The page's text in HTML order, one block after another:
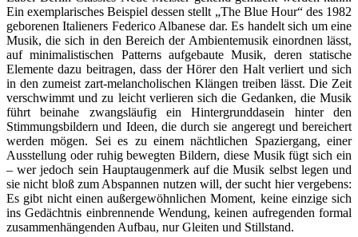
Ein exemplarisches Beispiel dessen stellt „The Blue Hour“ des 1982
geborenen Italieners Federico Albanese dar. Es handelt sich um eine
Musik, die sich in den Bereich der Ambientemusik einordnen lässt,
auf minimalistischen Patterns aufgebaute Musik, deren statische
Elemente dazu beitragen, dass der Hörer den Halt verliert und sich
in den zumeist zart-melancholischen Klängen treiben lässt. Die Zeit
verschwimmt und zu leicht verlieren sich die Gedanken, die Musik
führt beinahe zwangsläufig ein Hintergrunddasein hinter den
Stimmungsbildern und Ideen, die durch sie angeregt und bereichert
werden mögen. Sei es zu einem nächtlichen Spaziergang, einer
Ausstellung oder ruhig bewegten Bildern, diese Musik fügt sich ein
– wer jedoch sein Hauptaugenmerk auf die Musik selbst legen und
sie nicht bloß zum Abspannen nutzen will, der sucht hier vergebens:
Es gibt nicht einen außergewöhnlichen Moment, keine einzige sich
ins Gedächtnis einbrennende Wendung, keinen aufregenden formal
zusammenhängenden Aufbau, nur Gleiten und Stillstand.